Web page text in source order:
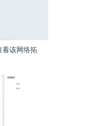
看该网络拓